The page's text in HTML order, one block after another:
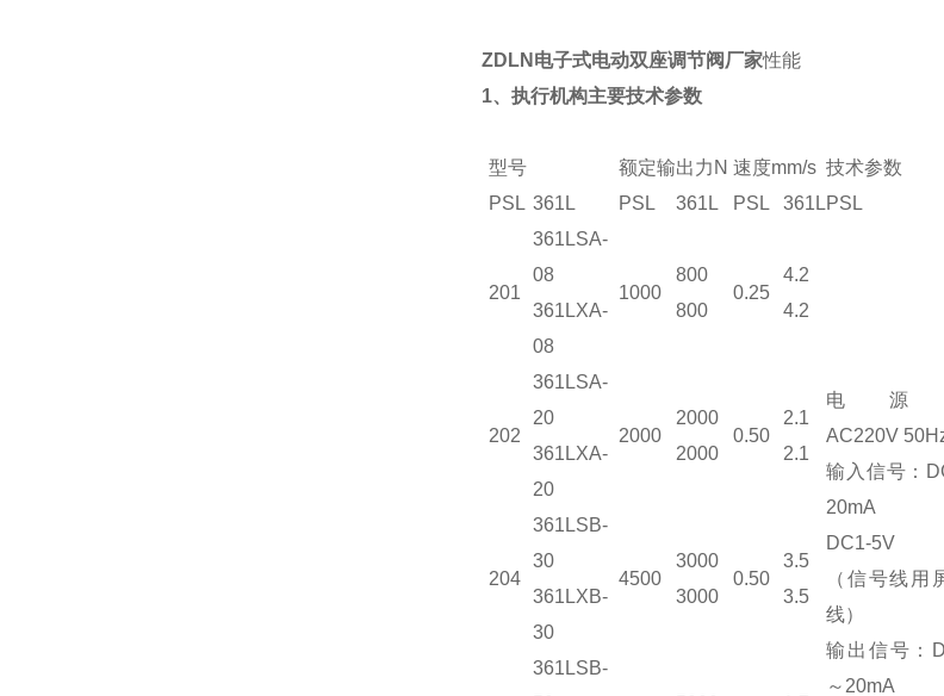
ZDLN电子式电动双座调节阀厂家性能
1、执行机构主要技术参数
型号 额定输出力N 速度mm/s 技术参数
PSL 361L PSL 361L PSL 361LPSL
201
361LSA-
08
361LXA-
08
1000
800
800
0.25
4.2
4.2
电源
AC220V
输入信号：
20mA
DC1-5V
（信号线用
线）
输出信号：
～20mA
202
361LSA-
20
361LXA-
20
2000
2000
2000
0.50
2.1
2.1
204
361LSB-
30
361LXB-
30
4500
3000
3000
0.50
3.5
3.5
361LSB-